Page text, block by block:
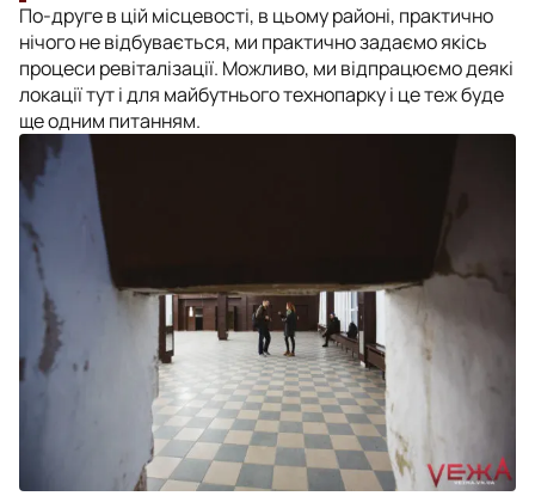
По-друге в цій місцевості, в цьому районі, практично
нічого не відбувається, ми практично задаємо якісь
процеси ревіталізації. Можливо, ми відпрацюємо деякі
локації тут і для майбутнього технопарку і це теж буде
ще одним питанням.